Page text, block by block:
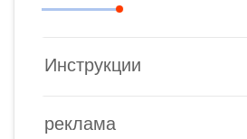
Инструкции
реклама